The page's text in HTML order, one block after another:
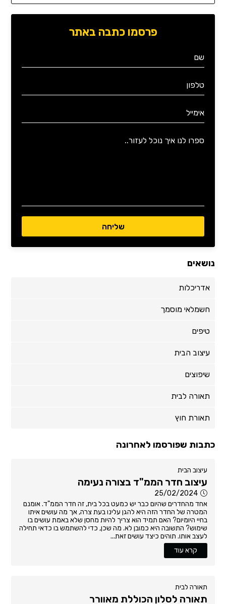
פרסמו כתבה באתר
נושאים
אדריכלות
חשמלאי מוסמך
טיפים
עיצוב הבית
שיפוצים
תאורה לבית
תאורת חוץ
כתבות שפורסמו לאחרונה
עיצוב הבית
עיצוב חדר הממ"ד בצורה נעימה
25/02/2024
אחד מהחדרים שהיום כבר יש כמעט בכל בית, זה חדר הממ"ד. אומנם
המטרה של החדר הזה היא להגן עלינו בעת צרה, אך מה עושים איתו
בחיי היומיום? האם תמיד הוא צריך להיות מחסן שלא באמת עושים בו
שימוש? התשובה היא כמובן לא. מה שכן, כדי להשתמש בו כדאי תחילה
לעצב אותו. תוהים כיצד עושים זאת...
קרא עוד
תאורה לבית
תאורה לסלון הכוללת מאוורר